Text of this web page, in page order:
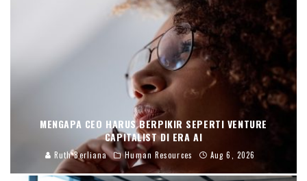
MENGAPA CEO HARUS BERPIKIR SEPERTI VENTURE
CAPITALIST DI ERA AI
Ruth Berliana Human Resources Aug 6, 2026